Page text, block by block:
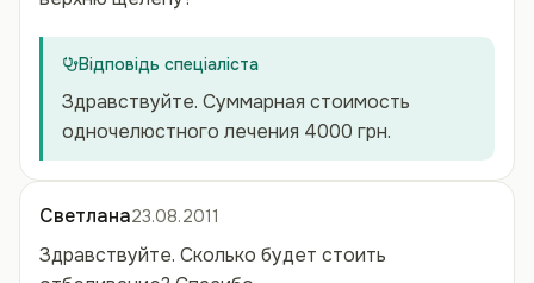
Відповідь спеціаліста
Здравствуйте. Суммарная стоимость
одночелюстного лечения 4000 грн.
Светлана23.08.2011
Здравствуйте. Сколько будет стоить